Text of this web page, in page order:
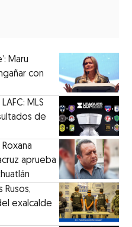
Maru
con
MLS
de
aprueba
Rusos,
exalcalde